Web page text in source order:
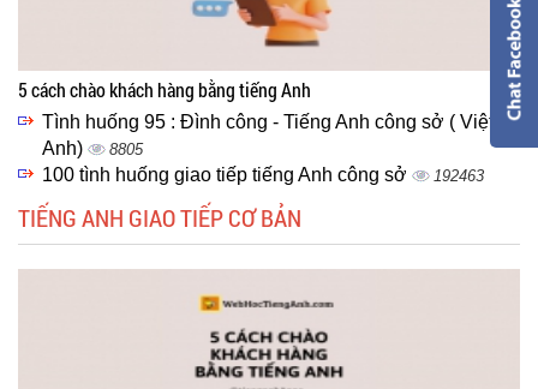
5 cách chào khách hàng bằng tiếng Anh
Tình huống 95 : Đình công - Tiếng Anh công sở ( Việt -
Anh)
8805
100 tình huống giao tiếp tiếng Anh công sở 192463
TIẾNG ANH GIAO TIẾP CƠ BẢN